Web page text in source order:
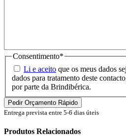
Consentimento*
Li e aceito que os meus dados
dados para tratamento deste
por parte da Brindibérica.
Entrega prevista entre 5-6 dias úteis
Produtos Relacionados